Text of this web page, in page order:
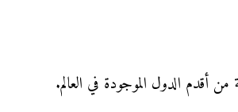
من أقدم الدول الموجودة في العالم.